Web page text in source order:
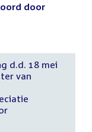
door
d.d. 18 mei
van